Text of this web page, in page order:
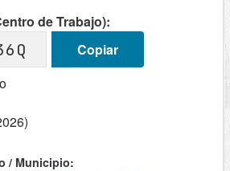
de Trabajo):
Copiar
/ Municipio: